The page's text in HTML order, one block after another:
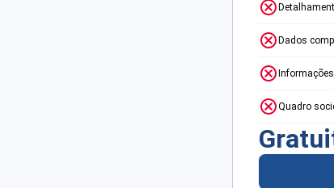
Dados
Quadro